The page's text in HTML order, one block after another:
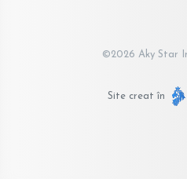
©2026 Aky Star
Site creat în